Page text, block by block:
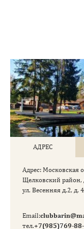
АДРЕС
Aдрес: Московская
Щелковский район,
ул. Весенняя д.2, д. 4
Email:
тел.+7(985)769-